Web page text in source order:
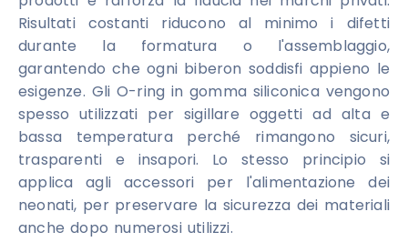
Risultati costanti riducono al minimo i difetti
durante la formatura o l'assemblaggio,
garantendo che ogni biberon soddisfi appieno le
esigenze. Gli O-ring in gomma siliconica vengono
spesso utilizzati per sigillare oggetti ad alta e
bassa temperatura perché rimangono sicuri,
trasparenti e insapori. Lo stesso principio si
applica agli accessori per l'alimentazione dei
neonati, per preservare la sicurezza dei materiali
anche dopo numerosi utilizzi.